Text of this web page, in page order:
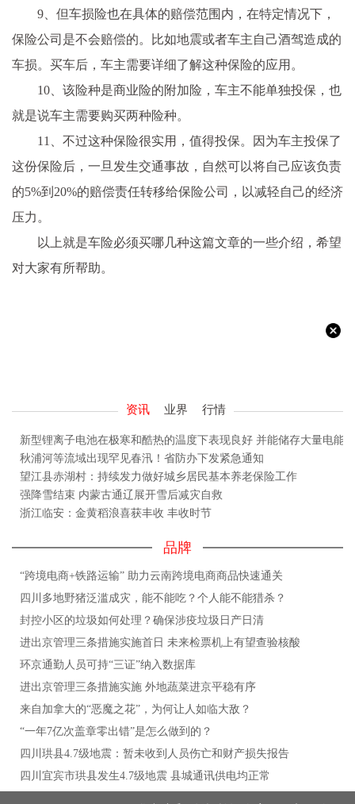
9、但车损险也在具体的赔偿范围内，在特定情况下，
保险公司是不会赔偿的。比如地震或者车主自己酒驾造成的
车损。买车后，车主需要详细了解这种保险的应用。
10、该险种是商业险的附加险，车主不能单独投保，也
就是说车主需要购买两种险种。
11、不过这种保险很实用，值得投保。因为车主投保了
这份保险后，一旦发生交通事故，自然可以将自己应该负责
的5%到20%的赔偿责任转移给保险公司，以减轻自己的经济
压力。
以上就是车险必须买哪几种这篇文章的一些介绍，希望
对大家有所帮助。
资讯 业界 行情
新型锂离子电池在极寒和酷热的温度下表现良好 并能储存大量电能
秋浦河等流域出现罕见春汛！省防办下发紧急通知
望江县赤湖村：持续发力做好城乡居民基本养老保险工作
强降雪结束 内蒙古通辽展开雪后减灾自救
浙江临安：金黄稻浪喜获丰收 丰收时节
品牌
“跨境电商+铁路运输” 助力云南跨境电商商品快速通关
四川多地野猪泛滥成灾，能不能吃？个人能不能猎杀？
封控小区的垃圾如何处理？确保涉疫垃圾日产日清
进出京管理三条措施实施首日 未来检票机上有望查验核酸
环京通勤人员可持“三证”纳入数据库
进出京管理三条措施实施 外地蔬菜进京平稳有序
来自加拿大的“恶魔之花”，为何让人如临大敌？
“一年7亿次盖章零出错”是怎么做到的？
四川珙县4.7级地震：暂未收到人员伤亡和财产损失报告
四川宜宾市珙县发生4.7级地震 县城通讯供电均正常